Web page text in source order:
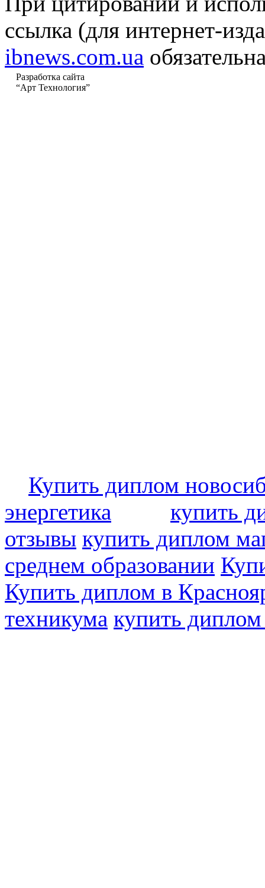
ссылка (для интернет-
ibnews.com.ua
Разработка сайта
“Арт Технология”
Купить диплом
энергетика
купить
отзывы купить диплом
среднем образовании
Купить диплом в
техникума купить